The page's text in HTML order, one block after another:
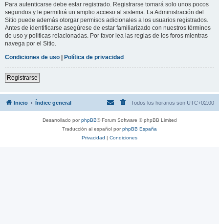
Para autenticarse debe estar registrado. Registrarse tomará solo unos pocos
segundos y le permitirá un amplio acceso al sistema. La Administración del
Sitio puede además otorgar permisos adicionales a los usuarios registrados.
Antes de identificarse asegúrese de estar familiarizado con nuestros términos
de uso y políticas relacionadas. Por favor lea las reglas de los foros mientras
navega por el Sitio.
Condiciones de uso | Política de privacidad
Registrarse
Inicio Índice general Todos los horarios son UTC+02:00
Desarrollado porphpBB® Forum Software © phpBB Limited
Traducción al español porphpBB España
Privacidad | Condiciones